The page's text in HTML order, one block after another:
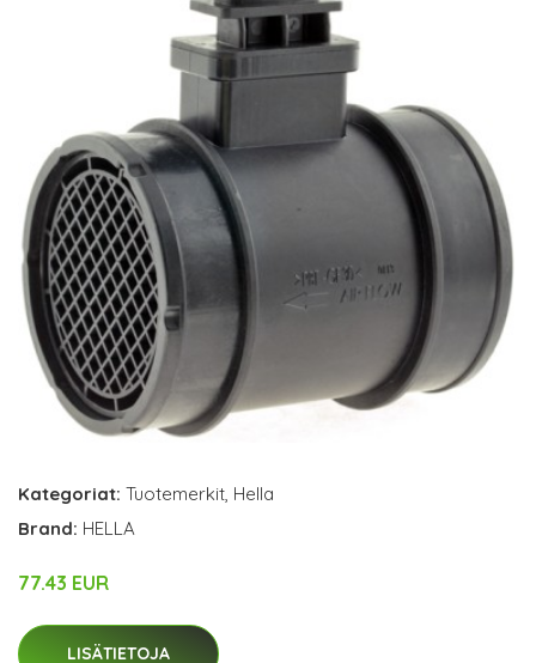
Kategoriat: Tuotemerkit, Hella
Brand: HELLA
77.43 EUR
LISÄTIETOJA